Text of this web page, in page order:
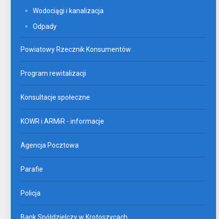
Wodociągi i kanalizacja
Odpady
Powiatowy Rzecznik Konsumentów
Program rewitalizacji
Konsultacje społeczne
KOWR i ARMiR - informacje
Agencja Pocztowa
Parafie
Policja
Bank Spółdzielczy w Krotoszycach